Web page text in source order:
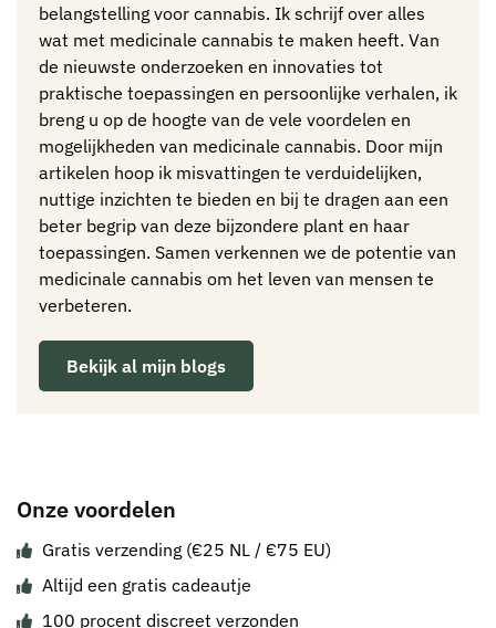
belangstelling voor cannabis. Ik schrijf over alles
wat met medicinale cannabis te maken heeft. Van
de nieuwste onderzoeken en innovaties tot
praktische toepassingen en persoonlijke verhalen, ik
breng u op de hoogte van de vele voordelen en
mogelijkheden van medicinale cannabis. Door mijn
artikelen hoop ik misvattingen te verduidelijken,
nuttige inzichten te bieden en bij te dragen aan een
beter begrip van deze bijzondere plant en haar
toepassingen. Samen verkennen we de potentie van
medicinale cannabis om het leven van mensen te
verbeteren.
Bekijk al mijn blogs
Onze voordelen
Gratis verzending (€25 NL / €75 EU)
Altijd een gratis cadeautje
100 procent discreet verzonden